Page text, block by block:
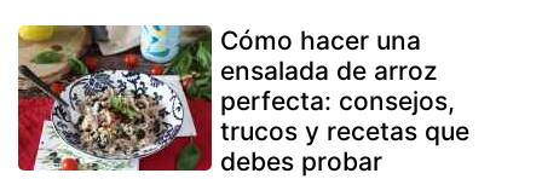
Cómo hacer una
ensalada de arroz
perfecta: consejos,
trucos y recetas que
debes probar